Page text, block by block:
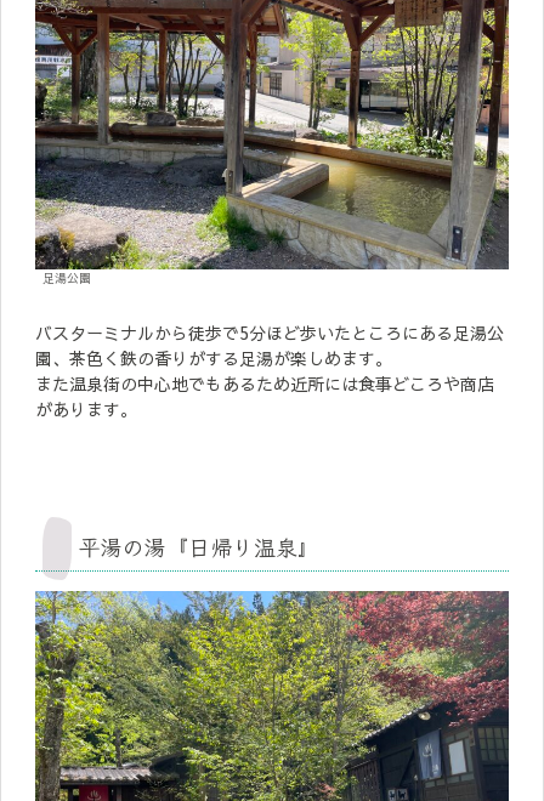
足湯公園
バスターミナルから徒歩で5分ほど歩いたところにある足湯公
園、茶色く鉄の香りがする足湯が楽しめます。
また温泉街の中心地でもあるため近所には食事どころや商店
があります。
平湯の湯『日帰り温泉』